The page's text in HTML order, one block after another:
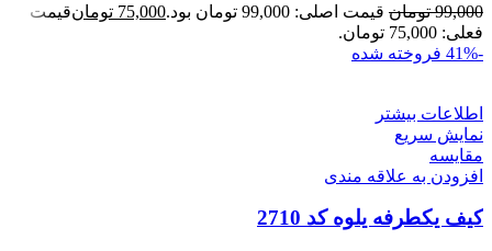
99,000 تومان قیمت اصلی: 99,000 تومان بود. 75,000 تومانقیمت
فعلی: 75,000 تومان.
-41%
فروخته شده
اطلاعات بیشتر
نمایش سریع
مقايسه
افزودن به علاقه مندی
کیف یکطرفه یلوه کد 2710